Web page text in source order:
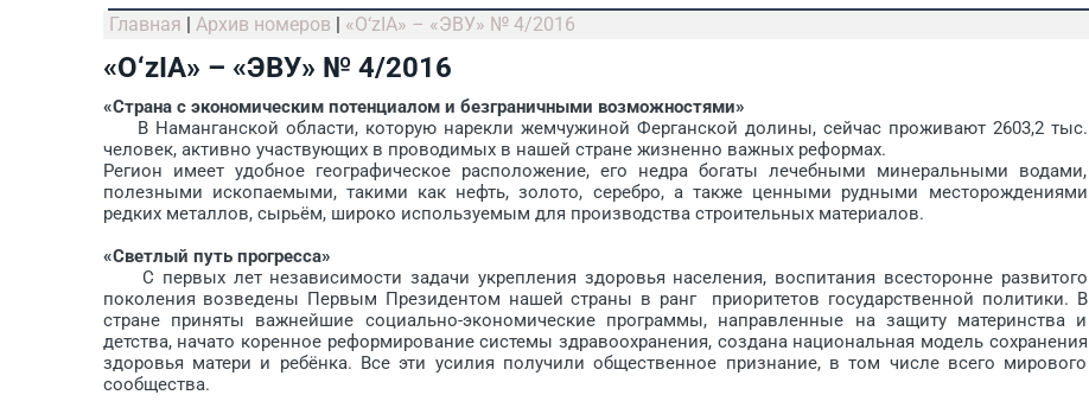
Главная | Архив номеров | «O‘zIA» – «ЭВУ» № 4/2016
«O‘zIA» – «ЭВУ» № 4/2016
«Страна с экономическим потенциалом и безграничными возможностями»
В Наманганской области, которую нарекли жемчужиной Ферганской долины, сейчас проживают 2603,2 тыс.
человек, активно участвующих в проводимых в нашей стране жизненно важных реформах.
Регион имеет удобное географическое расположение, его недра богаты лечебными минеральными водами,
полезными ископаемыми, такими как нефть, золото, серебро, а также ценными рудными месторождениями
редких металлов, сырьём, широко используемым для производства строительных материалов.
«Светлый путь прогресса»
С первых лет независимости задачи укрепления здоровья населения, воспитания всесторонне развитого
поколения возведены Первым Президентом нашей страны в ранг приоритетов государственной политики. В
стране приняты важнейшие социально-экономические программы, направленные на защиту материнства и
детства, начато коренное реформирование системы здравоохранения, создана национальная модель сохранения
здоровья матери и ребёнка. Все эти усилия получили общественное признание, в том числе всего мирового
сообщества.